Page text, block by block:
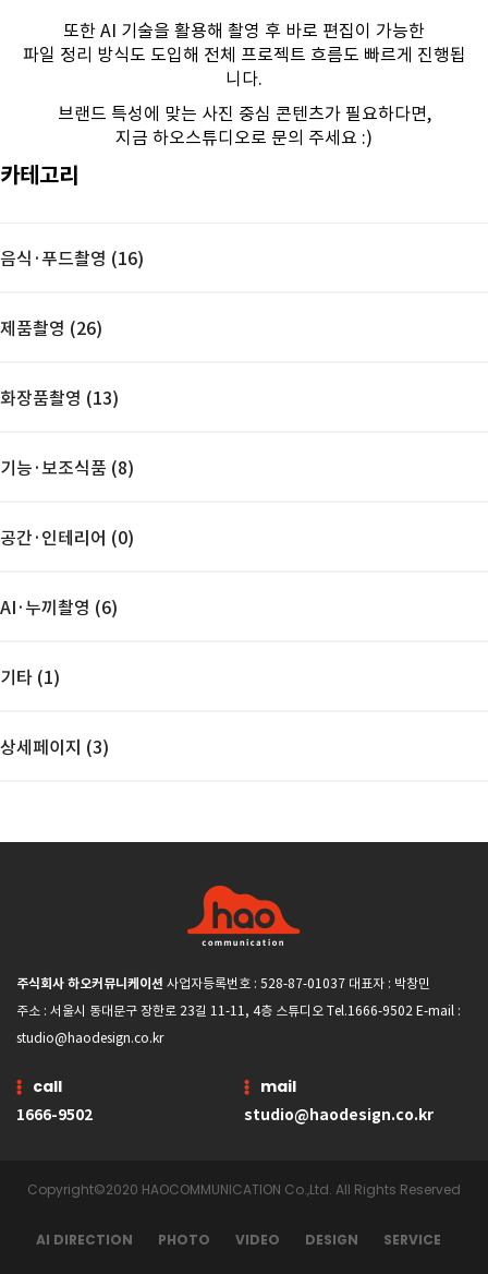
또한 AI 기술을 활용해 촬영 후 바로 편집이 가능한
파일 정리 방식도 도입해 전체 프로젝트 흐름도 빠르게 진행됩
니다.
브랜드 특성에 맞는 사진 중심 콘텐츠가 필요하다면,
지금 하오스튜디오로 문의 주세요 :)
카테고리
음식·푸드촬영 (16)
제품촬영 (26)
화장품촬영 (13)
기능·보조식품 (8)
공간·인테리어 (0)
AI·누끼촬영 (6)
기타 (1)
상세페이지 (3)
주식회사 하오커뮤니케이션 사업자등록번호 : 528-87-01037 대표자 : 박창민
주소 : 서울시 동대문구 장한로 23길 11-11, 4층 스튜디오 Tel.1666-9502 E-mail :
studio@haodesign.co.kr
call
1666-9502
mail
studio@haodesign.co.kr
Copyright©2020 HAOCOMMUNICATION Co.,Ltd. All Rights Reserved
AI DIRECTION PHOTO VIDEO DESIGN SERVICE